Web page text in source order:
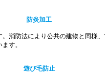
防炎加工
消防法により公共の建物と同様
す。
遊び毛防止